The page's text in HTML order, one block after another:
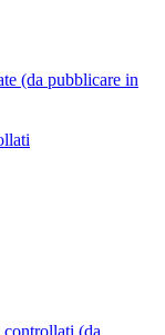
(da pubblicare in